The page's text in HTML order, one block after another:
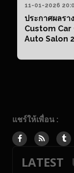
11-01-2026
ประกาศผลร
Custom Car
Auto Salon
แชร์ให้เพื่อน :
LATEST